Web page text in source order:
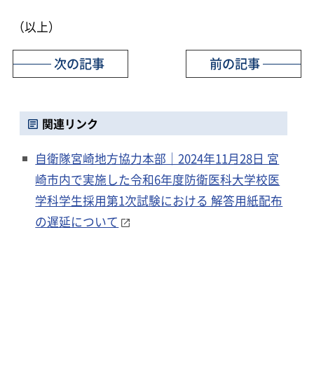
（以上）
前の記事
次の記事
関連リンク
自衛隊宮崎地方協力本部｜2024年11月28日 宮
崎市内で実施した令和6年度防衛医科大学校医
学科学生採用第1次試験における 解答用紙配布
の遅延について